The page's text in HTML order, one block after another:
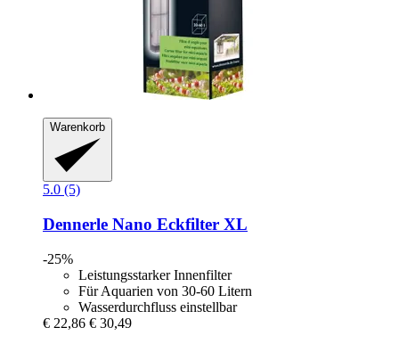
Warenkorb
5.0 (5)
Dennerle Nano Eckfilter XL
-25%
Leistungsstarker Innenfilter
Für Aquarien von 30-60 Litern
Wasserdurchfluss einstellbar
€ 22,86 € 30,49